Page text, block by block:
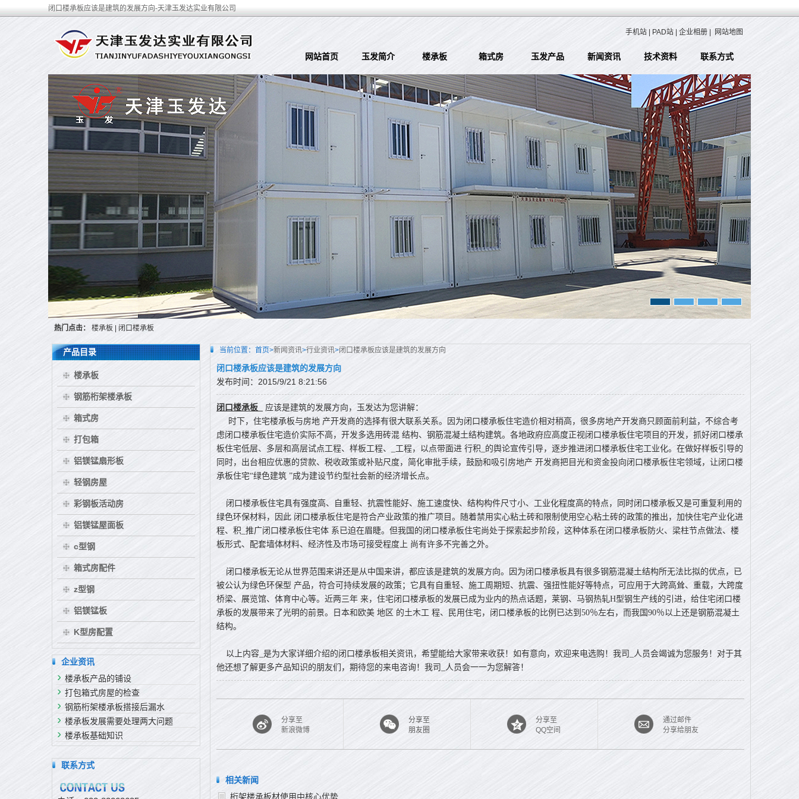
闭口楼承板应该是建筑的发展方向-天津玉发达实业有限公司
手机站 PAD站 企业相册 网站地图
网站首页 玉发简介 楼承板 箱式房 玉发产品 新闻资讯 技术资料 联系方式
热门点击： 楼承板 闭口楼承板
当前位置： 首页>新闻资讯>行业资讯>闭口楼承板应该是建筑的发展方向
闭口楼承板应该是建筑的发展方向
发布时间：2015/9/21 8:21:56
闭口楼承板
应该是建筑的发展方向，玉发达为您讲解：
时下，住宅楼承板与房地 产开发商的选择有很大联系关系。因为闭口楼承板住宅造价相对稍高，很多房地产开发商只顾面前利益，不综合考
虑闭口楼承板住宅造价实际不高，开发多选用砖混 结构、钢筋混凝土结构建筑。各地政府应高度正视闭口楼承板住宅项目的开发，抓好闭口楼承
板住宅低层、多层和高层试点工程、样板工程、_工程，以点带面进 行积_的舆论宣传引导，逐步推进闭口楼承板住宅工业化。在做好样板引导的
同时，出台相应优惠的贷款、税收政策或补贴尺度，简化审批手续，鼓励和吸引房地产 开发商把目光和资金投向闭口楼承板住宅领域，让闭口楼
承板住宅“绿色建筑 ”成为建设节约型社会新的经济增长点。
闭口楼承板住宅具有强度高、自重轻、抗震性能好、施工速度快、结构构件尺寸小、工业化程度高的特点，同时闭口楼承板又是可重复利用的
绿色环保材料，因此 闭口楼承板住宅是符合产业政策的推广项目。随着禁用实心粘土砖和限制使用空心粘土砖的政策的推出，加快住宅产业化进
程、积_推广闭口楼承板住宅体 系已迫在眉睫。但我国的闭口楼承板住宅尚处于探索起步阶段，这种体系在闭口楼承板防火、梁柱节点做法、楼
板形式、配套墙体材料、经济性及市场可接受程度上 尚有许多不完善之外。
闭口楼承板无论从世界范围来讲还是从中国来讲，都应该是建筑的发展方向。因为闭口楼承板具有很多钢筋混凝土结构所无法比拟的优点，已
被公认为绿色环保型 产品，符合可持续发展的政策；它具有自重轻、施工周期短、抗震、强扭性能好等特点，可应用于大跨高耸、重载，大跨度
桥梁、展览馆、体育中心等。近两三年 来，住宅闭口楼承板的发展已成为业内的热点话题，莱钢、马钢热轧H型钢生产线的引进，给住宅闭口楼
承板的发展带来了光明的前景。日本和欧美 地区 的土木工 程、民用住宅，闭口楼承板的比例已达到50％左右，而我国90％以上还是钢筋混凝土
结构。
以上内容_是为大家详细介绍的闭口楼承板相关资讯，希望能给大家带来收获！如有意向，欢迎来电选购！我司_人员会竭诚为您服务！对于其
他还想了解更多产品知识的朋友们，期待您的来电咨询！我司_人员会一一为您解答！
分享至
新浪微博
分享至
朋友圈
分享至
QQ空间
通过邮件
分享给朋友
相关新闻
桁架楼承板材使用中核心优势
产品目录
楼承板
钢筋桁架楼承板
箱式房
打包箱
铝镁锰扇形板
轻钢房屋
彩钢板活动房
铝镁锰屋面板
c型钢
箱式房配件
z型钢
铝镁锰板
K型房配置
企业资讯
楼承板产品的铺设
打包箱式房屋的检查
钢筋桁架楼承板搭接后漏水
楼承板发展需要处理两大问题
楼承板基础知识
联系方式